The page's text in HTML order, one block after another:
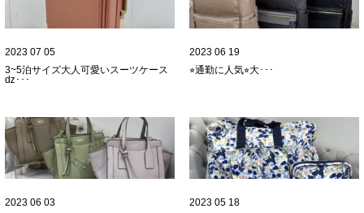
2023 07 05
3~5泊サイズ大人可愛いスーツケース
ǳ･･･
2023 06 19
⭐︎通勤に人気⭐︎大･･･
2023 06 03
2023 05 18